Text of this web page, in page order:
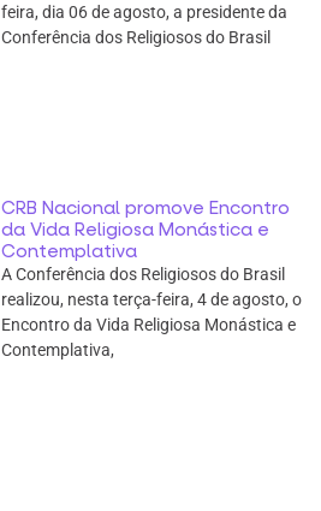
feira, dia 06 de agosto, a presidente da
Conferência dos Religiosos do Brasil
CRB Nacional promove Encontro
da Vida Religiosa Monástica e
Contemplativa
A Conferência dos Religiosos do Brasil
realizou, nesta terça-feira, 4 de agosto, o
Encontro da Vida Religiosa Monástica e
Contemplativa,